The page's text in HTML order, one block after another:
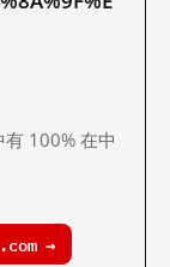
100% 在中
→